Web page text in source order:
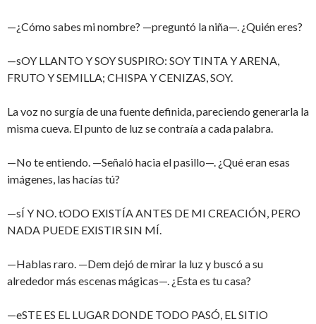
—¿Cómo sabes mi nombre? —preguntó la niña—. ¿Quién eres?
—sOY LLANTO Y SOY SUSPIRO: SOY TINTA Y ARENA,
FRUTO Y SEMILLA; CHISPA Y CENIZAS, SOY.
La voz no surgía de una fuente definida, pareciendo generarla la
misma cueva. El punto de luz se contraía a cada palabra.
—No te entiendo. —Señaló hacia el pasillo—. ¿Qué eran esas
imágenes, las hacías tú?
—sÍ Y NO. tODO EXISTÍA ANTES DE MI CREACIÓN, PERO
NADA PUEDE EXISTIR SIN MÍ.
—Hablas raro. —Dem dejó de mirar la luz y buscó a su
alrededor más escenas mágicas—. ¿Esta es tu casa?
—eSTE ES EL LUGAR DONDE TODO PASÓ, EL SITIO